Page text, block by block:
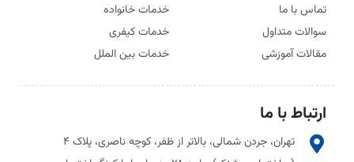
تماس با ما
سوالات متداول
مقالات آموزشی
خدمات خانواده
خدمات کیفری
خدمات بین الملل
ارتباط با ما
تهران، جردن شمالی، بالاتر از ظفر، کوچه ناصری، پلاک ۴